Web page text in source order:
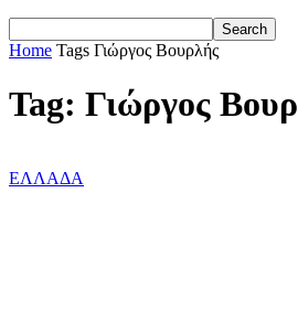
Home Tags Γιώργος Βουρλής
Tag: Γιώργος
ΕΛΛΑΔΑ